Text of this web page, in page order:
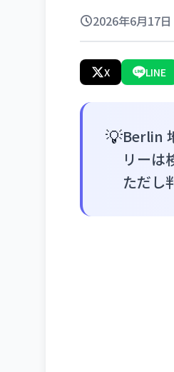
2026年6月17
X LINE
💡Berlin
リーは
ただし